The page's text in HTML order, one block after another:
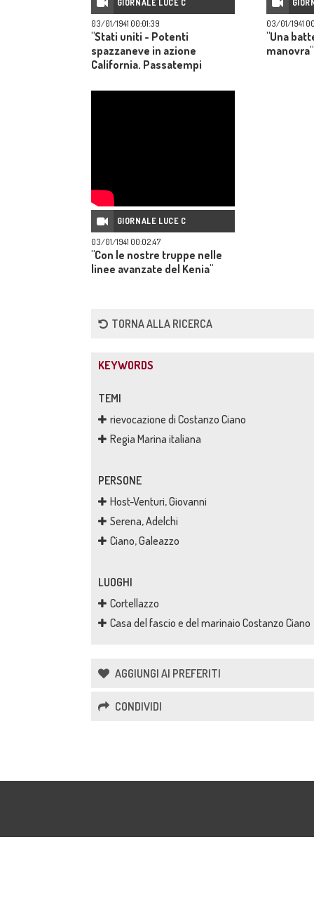
GIORNALE LUCE C
03/01/1941 00:01:39
"Stati uniti - Potenti
spazzaneve in azione
California. Passatempi
03/01/1941
"Una
manovra"
GIORNALE LUCE C
03/01/1941 00:02:47
"Con le nostre truppe nelle
linee avanzate del Kenia"
TORNA ALLA RICERCA
KEYWORDS
TEMI
rievocazione di Costanzo Ciano
Regia Marina italiana
PERSONE
Host-Venturi, Giovanni
Serena, Adelchi
Ciano, Galeazzo
LUOGHI
Cortellazzo
Casa del fascio e del marinaio Costanzo Ciano
AGGIUNGI AI PREFERITI
CONDIVIDI